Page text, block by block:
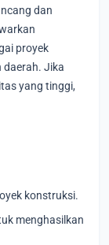
dan
proyek
daerah. Jika
yang tinggi,
konstruksi.
menghasilkan